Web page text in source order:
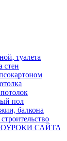
туалета
стен
пол
балкона
САЙТА